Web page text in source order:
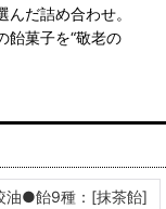
だ詰め合わせ。
飴菓子を“敬老の
油●飴9種：[抹茶飴]